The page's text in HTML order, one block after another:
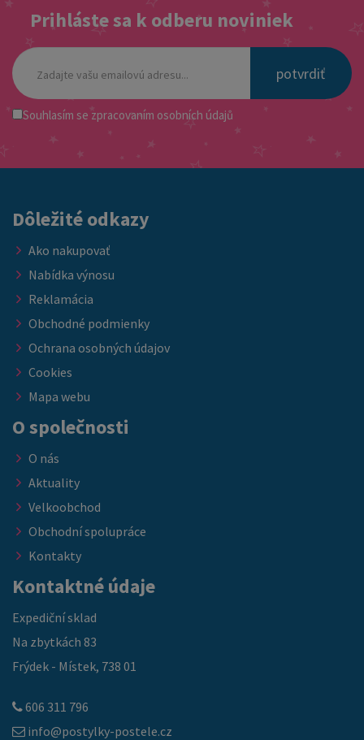
Prihláste sa k odberu noviniek
potvrdiť
Souhlasím se zpracovaním osobních údajů
Dôležité odkazy
Ako nakupovať
Nabídka výnosu
Reklamácia
Obchodné podmienky
Ochrana osobných údajov
Cookies
Mapa webu
O společnosti
O nás
Aktuality
Velkoobchod
Obchodní spolupráce
Kontakty
Kontaktné údaje
Expediční sklad
Na zbytkách 83
Frýdek - Místek, 738 01
606 311 796
info@postylky-postele.cz